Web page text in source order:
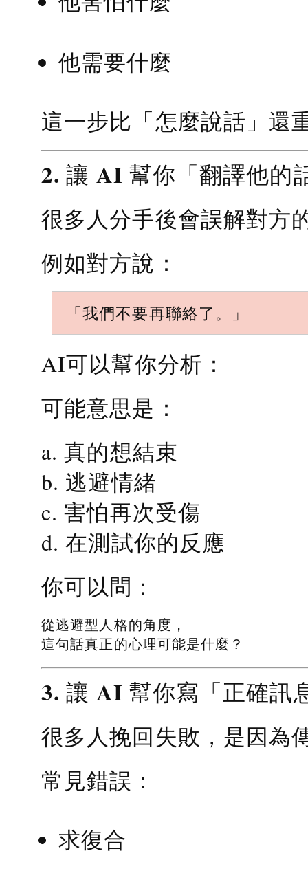
他需要什麼
這一步比「怎麼說話」還
2. 讓 AI 幫你「翻譯他的
很多人分手後會誤解對方
例如對方說：
「我們不要再聯絡了。」
AI可以幫你分析：
可能意思是：
a. 真的想結束
b. 逃避情緒
c. 害怕再次受傷
d. 在測試你的反應
你可以問：
從逃避型人格的角度，
這句話真正的心理可能是什麼？
3. 讓 AI 幫你寫「正確訊
很多人挽回失敗，是因為
常見錯誤：
求復合